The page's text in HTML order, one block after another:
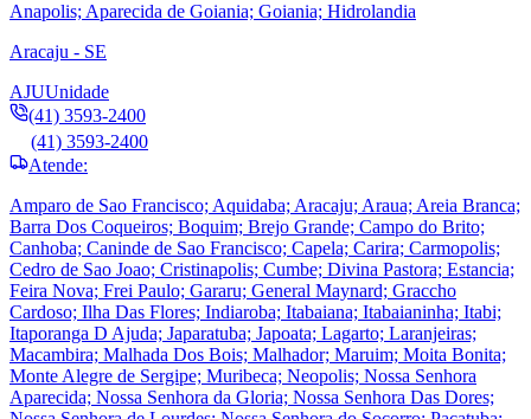
Anapolis; Aparecida de Goiania; Goiania; Hidrolandia
Aracaju - SE
AJUUnidade
(41) 3593-2400
(41) 3593-2400
Atende:
Amparo de Sao Francisco; Aquidaba; Aracaju; Araua; Areia Branca;
Barra Dos Coqueiros; Boquim; Brejo Grande; Campo do Brito;
Canhoba; Caninde de Sao Francisco; Capela; Carira; Carmopolis;
Cedro de Sao Joao; Cristinapolis; Cumbe; Divina Pastora; Estancia;
Feira Nova; Frei Paulo; Gararu; General Maynard; Graccho
Cardoso; Ilha Das Flores; Indiaroba; Itabaiana; Itabaianinha; Itabi;
Itaporanga D Ajuda; Japaratuba; Japoata; Lagarto; Laranjeiras;
Macambira; Malhada Dos Bois; Malhador; Maruim; Moita Bonita;
Monte Alegre de Sergipe; Muribeca; Neopolis; Nossa Senhora
Aparecida; Nossa Senhora da Gloria; Nossa Senhora Das Dores;